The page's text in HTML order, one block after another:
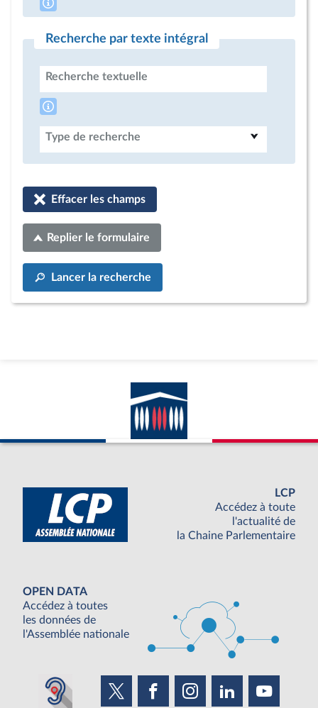
Recherche par texte intégral
Recherche textuelle
Type de recherche
Effacer les champs
Replier le formulaire
Lancer la recherche
LCP
Accédez à toute
l'actualité de
la Chaine Parlementaire
OPEN DATA
Accédez à toutes
les données de
l'Assemblée nationale